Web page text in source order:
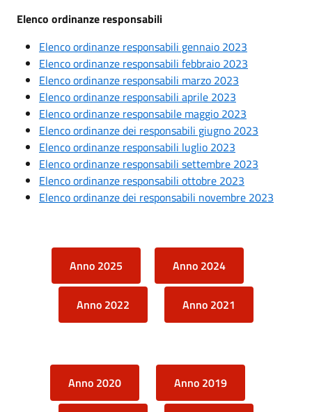
Elenco ordinanze responsabili
Elenco ordinanze responsabili gennaio 2023
Elenco ordinanze responsabili febbraio 2023
Elenco ordinanze responsabili marzo 2023
Elenco ordinanze responsabili aprile 2023
Elenco ordinanze responsabile maggio 2023
Elenco ordinanze dei responsabili giugno 2023
Elenco ordinanze responsabili luglio 2023
Elenco ordinanze responsabili settembre 2023
Elenco ordinanze responsabili ottobre 2023
Elenco ordinanze dei responsabili novembre 2023
Anno 2025 Anno 2024
Anno 2022 Anno 2021
Anno 2020 Anno 2019